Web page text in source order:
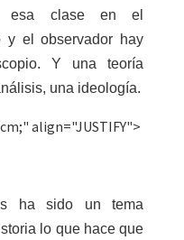
esa clase en el
y el observador hay
Y una teoría
una ideología.
align="JUSTIFY">
ha sido un tema
lo que hace que